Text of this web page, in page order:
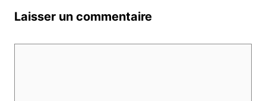
Laisser un commentaire